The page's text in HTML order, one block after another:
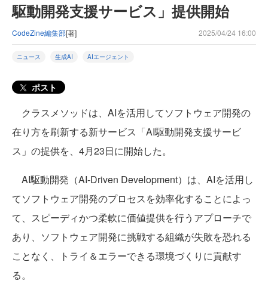
駆動開発支援サービス」提供開始
CodeZine編集部[著] 2025/04/24 16:00
ニュース 生成AI AIエージェント
ポスト
クラスメソッドは、AIを活用してソフトウェア開発の
在り方を刷新する新サービス「AI駆動開発支援サービ
ス」の提供を、4月23日に開始した。
AI駆動開発（AI-Driven Development）は、AIを活用し
てソフトウェア開発のプロセスを効率化することによっ
て、スピーディかつ柔軟に価値提供を行うアプローチで
あり、ソフトウェア開発に挑戦する組織が失敗を恐れる
ことなく、トライ＆エラーできる環境づくりに貢献す
る。